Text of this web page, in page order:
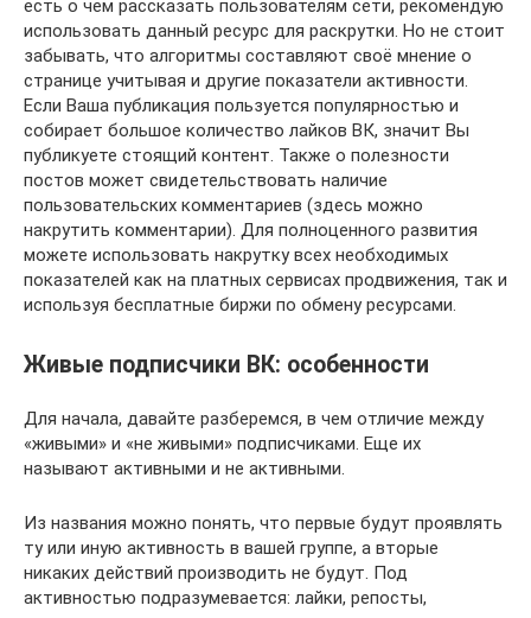
есть о чем рассказать пользователям сети, рекомендую
использовать данный ресурс для раскрутки. Но не стоит
забывать, что алгоритмы составляют своё мнение о
странице учитывая и другие показатели активности.
Если Ваша публикация пользуется популярностью и
собирает большое количество лайков ВК, значит Вы
публикуете стоящий контент. Также о полезности
постов может свидетельствовать наличие
пользовательских комментариев (здесь можно
накрутить комментарии). Для полноценного развития
можете использовать накрутку всех необходимых
показателей как на платных сервисах продвижения, так и
используя бесплатные биржи по обмену ресурсами.
Живые подписчики ВК: особенности
Для начала, давайте разберемся, в чем отличие между
«живыми» и «не живыми» подписчиками. Еще их
называют активными и не активными.
Из названия можно понять, что первые будут проявлять
ту или иную активность в вашей группе, а вторые
никаких действий производить не будут. Под
активностью подразумевается: лайки, репосты,